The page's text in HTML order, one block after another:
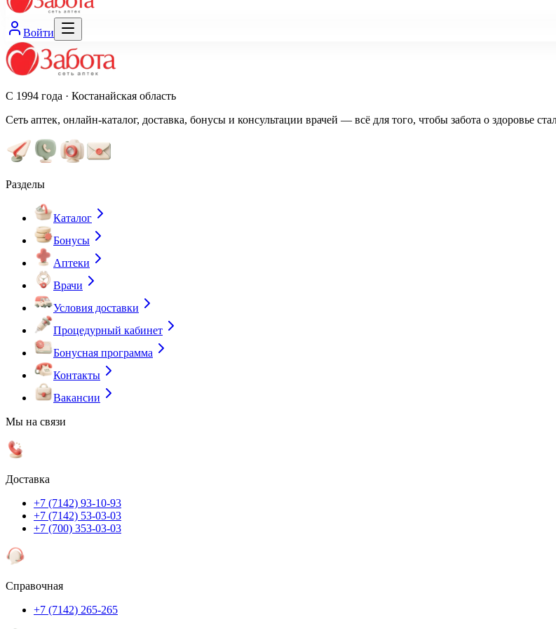
Войти
С 1994 года · Костанайская область
Сеть аптек, онлайн-каталог, доставка, бонусы и консультации врачей — всё для того, чтобы забота о здоровье
Разделы
Каталог
Бонусы
Аптеки
Врачи
Условия доставки
Процедурный кабинет
Бонусная программа
Контакты
Вакансии
Мы на связи
Доставка
+7 (7142) 93-10-93
+7 (7142) 53-03-03
+7 (700) 353-03-03
Справочная
+7 (7142) 265-265